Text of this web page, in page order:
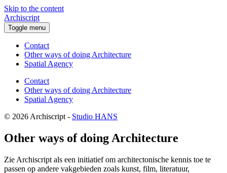
Skip to the content
Archiscript
Toggle menu
Contact
Other ways of doing Architecture
Spatial Agency
Contact
Other ways of doing Architecture
Spatial Agency
© 2026 Archiscript - Studio HANS
Other ways of doing Architecture
Zie Archiscript als een initiatief om architectonische kennis toe te
passen op andere vakgebieden zoals kunst, film, literatuur,